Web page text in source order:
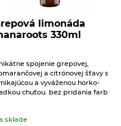
limonáda
330ml
spojenie grepovej,
a citrónovej šťavy s
a vyváženou horko-
chuťou. bez pridania farb
sklade